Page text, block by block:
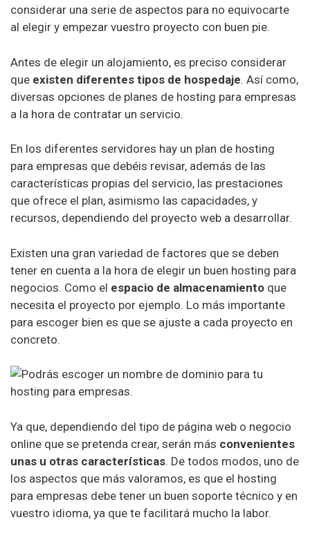
considerar una serie de aspectos para no equivocarte
al elegir y empezar vuestro proyecto con buen pie.
Antes de elegir un alojamiento, es preciso considerar
que existen diferentes tipos de hospedaje. Así como,
diversas opciones de planes de hosting para empresas
a la hora de contratar un servicio.
En los diferentes servidores hay un plan de hosting
para empresas que debéis revisar, además de las
características propias del servicio, las prestaciones
que ofrece el plan, asimismo las capacidades, y
recursos, dependiendo del proyecto web a desarrollar.
Existen una gran variedad de factores que se deben
tener en cuenta a la hora de elegir un buen hosting para
negocios. Como el espacio de almacenamiento que
necesita el proyecto por ejemplo. Lo más importante
para escoger bien es que se ajuste a cada proyecto en
concreto.
Ya que, dependiendo del tipo de página web o negocio
online que se pretenda crear, serán más convenientes
unas u otras características. De todos modos, uno de
los aspectos que más valoramos, es que el hosting
para empresas debe tener un buen soporte técnico y en
vuestro idioma, ya que te facilitará mucho la labor.